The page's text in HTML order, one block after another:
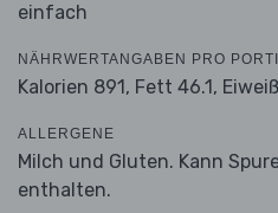
einfach
NÄHRWERTANGABEN PRO
Kalorien 891, Fett 46.1,
ALLERGENE
Milch und Gluten. Kann
enthalten.